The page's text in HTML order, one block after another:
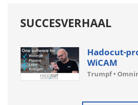
SUCCESVERHAAL
Hadocut-
WiCAM
Trumpf •